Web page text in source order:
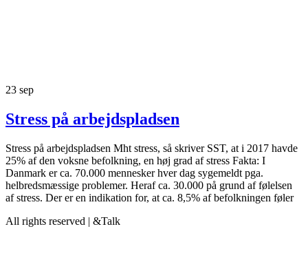
23 sep
Stress på arbejdspladsen
Stress på arbejdspladsen Mht stress, så skriver SST, at i 2017 havde
25% af den voksne befolkning, en høj grad af stress Fakta: I
Danmark er ca. 70.000 mennesker hver dag sygemeldt pga.
helbredsmæssige problemer. Heraf ca. 30.000 på grund af følelsen
af stress. Der er en indikation for, at ca. 8,5% af befolkningen føler
All rights reserved | &Talk